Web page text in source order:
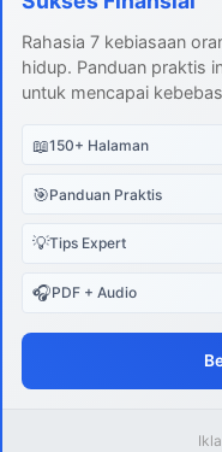
Rahasia 7 kebiasaan
hidup. Panduan praktis
untuk mencapai
📖150+ Halaman
🎯Panduan Praktis
💡Tips Expert
🎧PDF + Audio